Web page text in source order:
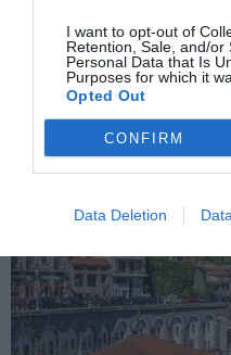
I want to opt-out of
Retention, Sale, and/or
Personal Data that Is
Purposes for which it
Opted Out
CONFIRM
Data Deletion
ΣΧΕΤΙΚΈΣ ΑΝΑΡΤΉΣΕΙΣ